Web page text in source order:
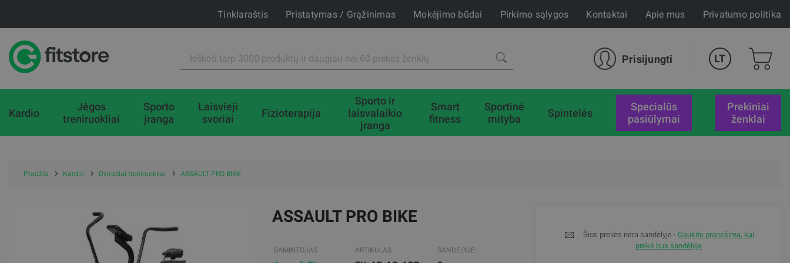
Tinklaraštis Pristatymas / Grąžinimas Mokėjimo būdai Pirkimo sąlygos Kontaktai Apie mus Privatumo politika
Prisijungti LT
Kardio
Jėgos
treniruokliai
Sporto
įranga
Laisvieji
svoriai
Fizioterapija
Sporto ir
laisvalaikio
įranga
Smart
fitness
Sportinė
mityba
Spintelės
specialūs
pasiūlymai
Prekiniai
ženklai
Pradžia Kardio Dviračiai treniruokliai ASSAULT PRO BIKE
ASSAULT PRO BIKE
GAMINTOJAS ARTIKULAS SANDĖLYJE:
Šios prekės nėra sandėlyje - Gaukite pranešimą, kai
prekė bus sandėlyje